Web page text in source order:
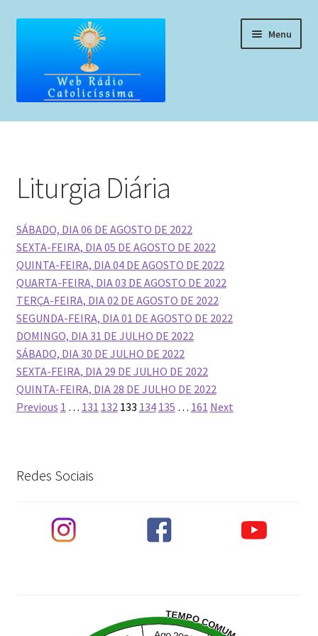
conteúdo
Menu
Home
Liturgia Diária
Horários de missas
Pedidos de oração, testemunho ou música
Fale conosco
Liturgia Diária
SÁBADO, DIA 06 DE AGOSTO DE 2022
SEXTA-FEIRA, DIA 05 DE AGOSTO DE 2022
QUINTA-FEIRA, DIA 04 DE AGOSTO DE 2022
QUARTA-FEIRA, DIA 03 DE AGOSTO DE 2022
TERÇA-FEIRA, DIA 02 DE AGOSTO DE 2022
SEGUNDA-FEIRA, DIA 01 DE AGOSTO DE 2022
DOMINGO, DIA 31 DE JULHO DE 2022
SÁBADO, DIA 30 DE JULHO DE 2022
SEXTA-FEIRA, DIA 29 DE JULHO DE 2022
QUINTA-FEIRA, DIA 28 DE JULHO DE 2022
Navegação
posts
Previous 1 … 131 132 133 134 135 … 161 Next
Redes Sociais
TEMPO COMUM